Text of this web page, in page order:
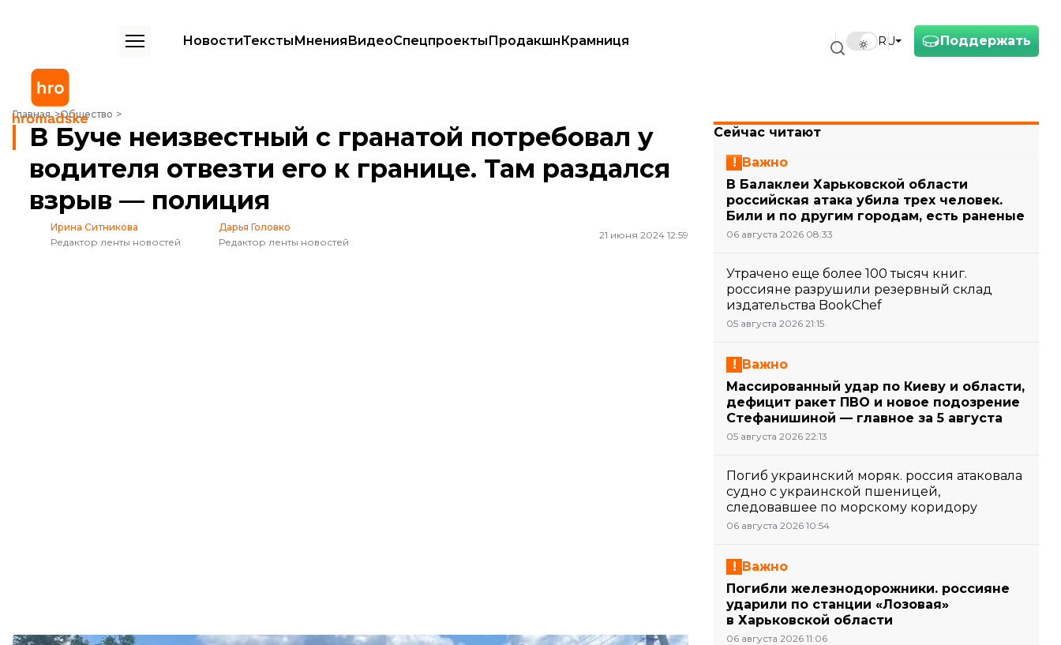
Поддержать
RU
НовостиТекстыМненияВидеоСпецпроектыПродакшнКрамниця
Главная Общество
В Буче неизвестный с гранатой потребовал у водителя отвезти его к границе. Там раздался взрыв — полиция
В Буче неизвестный с гранатой потребовал у
водителя отвезти его к границе. Там раздался
взрыв — полиция
Ирина Ситникова
Редактор ленты новостей
Дарья Головко
Редактор ленты новостей
21 июня 2024 12:59
Сейчас читают
Важно
В Балаклеи Харьковской области
российская атака убила трех человек.
Били и по другим городам, есть раненые
06 августа 2026 08:33
Утрачено еще более 100 тысяч книг.
россияне разрушили резервный склад
издательства BookChef
05 августа 2026 21:15
Важно
Массированный удар по Киеву и области,
дефицит ракет ПВО и новое подозрение
Стефанишиной — главное за 5 августа
05 августа 2026 22:13
Погиб украинский моряк. россия атаковала
судно с украинской пшеницей,
следовавшее по морскому коридору
06 августа 2026 10:54
Важно
Погибли железнодорожники. россияне
ударили по станции «Лозовая»
в Харьковской области
06 августа 2026 11:06